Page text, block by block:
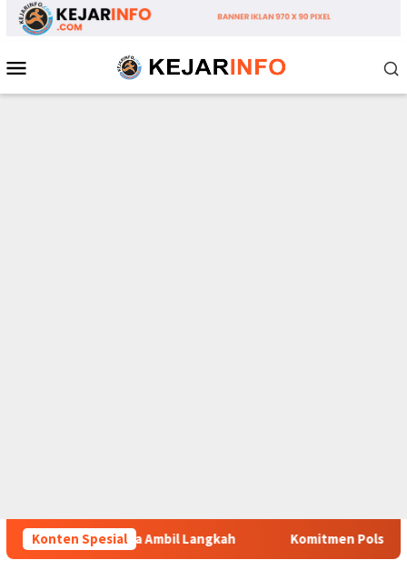
Loncat
Mobile
Konten Spesial
Komitmen Polsek Tigaraksa Tindak Tegas Peredaran